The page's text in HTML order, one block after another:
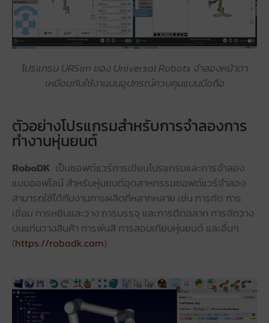
โปรแกรม URSim ของ Universal Robots จำลองหน้าตา
เหมือนกับใช้งานบนอุปกรณ์ควบคุมแบบมือถือ
ตัวอย่างโปรแกรมสำหรับการจำลองการ
ทำงานหุ่นยนต์
RoboDK เป็นซอฟต์แวร์การเขียนโปรแกรมและการจำลอง
แบบออฟไลน์ สำหรับหุ่นยนต์อุตสาหกรรมซอฟต์แวร์จำลอง
สามารถใช้ได้กับงานการผลิตที่หลากหลาย เช่น การกัด การ
เชื่อม การหยิบและวาง การบรรจุ และการติดฉลาก การจัดวาง
บนแท่นวางสินค้า การพ่นสี การสอบเทียบหุ่นยนต์ และอื่นๆ
(https://robodk.com)